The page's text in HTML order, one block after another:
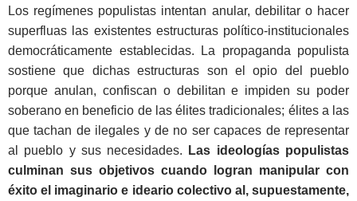
Los regímenes populistas intentan anular, debilitar o hacer
superfluas las existentes estructuras político-institucionales
democráticamente establecidas. La propaganda populista
sostiene que dichas estructuras son el opio del pueblo
porque anulan, confiscan o debilitan e impiden su poder
soberano en beneficio de las élites tradicionales; élites a las
que tachan de ilegales y de no ser capaces de representar
al pueblo y sus necesidades.
Las ideologías populistas
culminan sus objetivos cuando logran manipular con
éxito el imaginario e ideario colectivo al, supuestamente,